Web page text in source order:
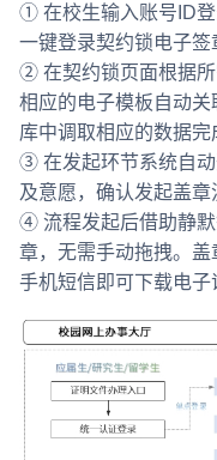
① 在校生输入账号ID
一键登录契约锁电子签
② 在契约锁页面根据所
相应的电子模板自动
库中调取相应的数据完
③ 在发起环节系统自
及意愿，确认发起盖章
④ 流程发起后借助静
章，无需手动拖拽。
手机短信即可下载电子